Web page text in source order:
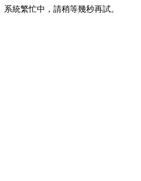
系統繁忙中，請稍等幾秒再試。